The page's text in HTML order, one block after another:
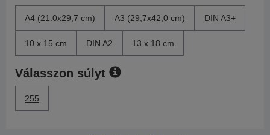
A4 (21.0x29,7 cm) A3 (29,7x42,0 cm) DIN A3+
10 x 15 cm DIN A2 13 x 18 cm
Válasszon súlyt
255